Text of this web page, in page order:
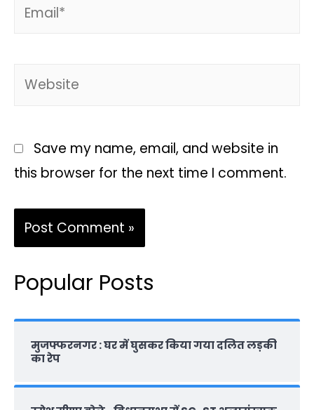
Save my name, email, and website in
this browser for the next time I comment.
Popular Posts
मुजफ्फरनगर : घर में घुसकर किया गया दलित लड़की
का रेप